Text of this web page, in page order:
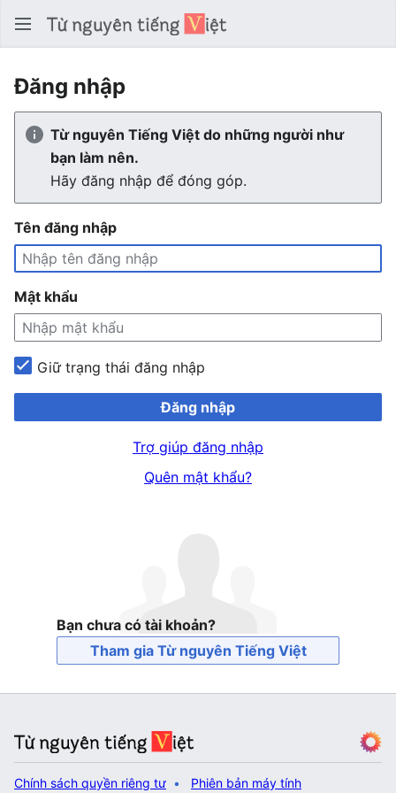
Đăng nhập
Từ nguyên Tiếng Việt do những người như
bạn làm nên.
Hãy đăng nhập để đóng góp.
Tên đăng nhập
Mật khẩu
Giữ trạng thái đăng nhập
Đăng nhập
Trợ giúp đăng nhập
Quên mật khẩu?
Bạn chưa có tài khoản?
Tham gia Từ nguyên Tiếng Việt
Chính sách quyền riêng tư Phiên bản máy tính